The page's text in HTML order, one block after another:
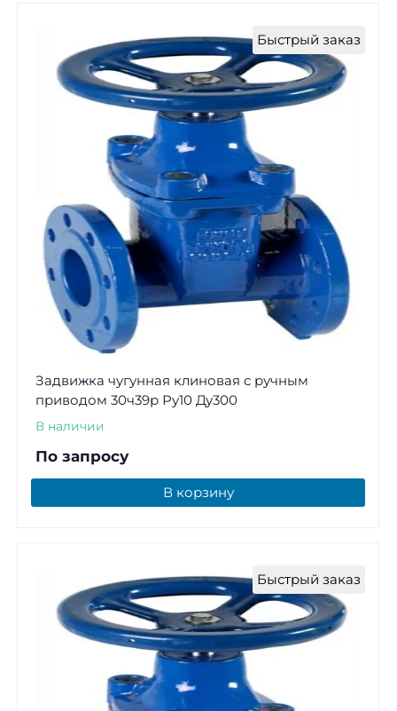
Быстрый заказ
Задвижка чугунная клиновая с ручным
приводом 30ч39р Ру10 Ду300
В наличии
По запросу
В корзину
Быстрый заказ